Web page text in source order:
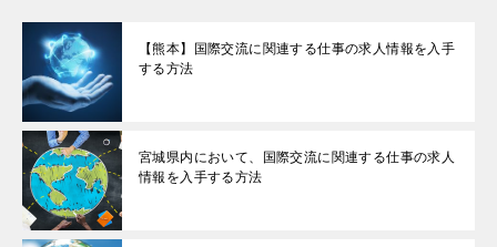
【熊本】国際交流に関連する仕事の求人情報を入手
する方法
宮城県内において、国際交流に関連する仕事の求人
情報を入手する方法